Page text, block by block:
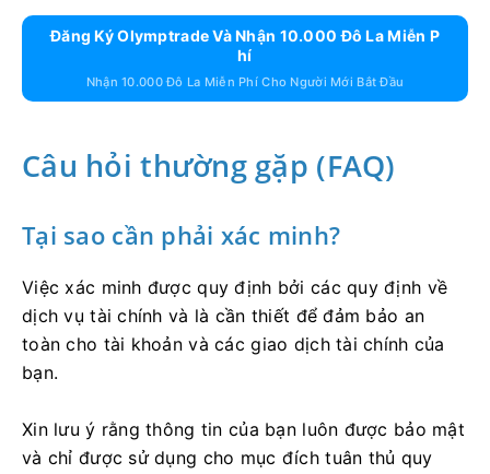
Đăng Ký Olymptrade Và Nhận 10.000 Đô La Miễn P
Hí
Nhận 10.000 Đô La Miễn Phí Cho Người Mới Bắt Đầu
Câu hỏi thường gặp (FAQ)
Tại sao cần phải xác minh?
Việc xác minh được quy định bởi các quy định về
dịch vụ tài chính và là cần thiết để đảm bảo an
toàn cho tài khoản và các giao dịch tài chính của
bạn.
Xin lưu ý rằng thông tin của bạn luôn được bảo mật
và chỉ được sử dụng cho mục đích tuân thủ quy